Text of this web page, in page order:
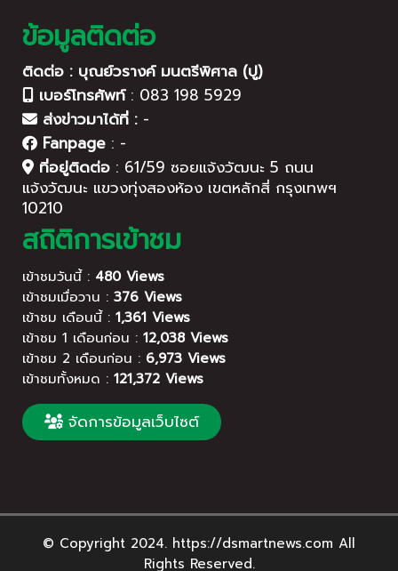
ข้อมูลติดต่อ
ติดต่อ : บุณย์วรางค์ มนตรีพิศาล (ปู)
เบอร์โทรศัพท์: 083 198 5929
ส่งข่าวมาได้ที่ : -
Fanpage : -
ที่อยู่ติดต่อ : 61/59 ซอยแจ้งวัฒนะ 5 ถนน
แจ้งวัฒนะ แขวงทุ่งสองห้อง เขตหลักสี่ กรุงเทพฯ
10210
สถิติการเข้าชม
เข้าชมวันนี้ : 480 Views
เข้าชมเมื่อวาน : 376 Views
เข้าชม เดือนนี้ : 1,361 Views
เข้าชม 1 เดือนก่อน : 12,038 Views
เข้าชม 2 เดือนก่อน : 6,973 Views
เข้าชมทั้งหมด : 121,372 Views
จัดการข้อมูลเว็บไซต์
© Copyright 2024. https://dsmartnews.com All
Rights Reserved.